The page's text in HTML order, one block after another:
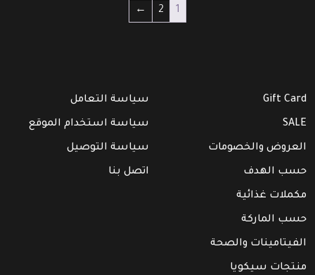
1
2
←
Gift Card
SALE
العروض والخصومات
حسب الهدف
مكملات غذائية
حسب الماركة
الفيتامينات والصحة
منتجات سيكويا
سياسة التعامل
سياسة استخدام الموقع
سياسة التوصيل
اتصل بنا